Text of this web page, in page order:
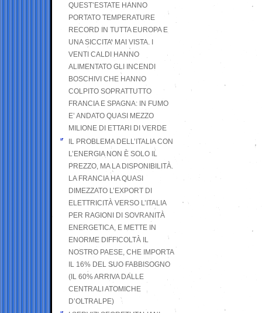
QUEST’ESTATE HANNO
PORTATO TEMPERATURE
RECORD IN TUTTA EUROPA E
UNA SICCITA’ MAI VISTA. I
VENTI CALDI HANNO
ALIMENTATO GLI INCENDI
BOSCHIVI CHE HANNO
COLPITO SOPRATTUTTO
FRANCIA E SPAGNA: IN FUMO
E’ ANDATO QUASI MEZZO
MILIONE DI ETTARI DI VERDE
IL PROBLEMA DELL’ITALIA CON
L’ENERGIA NON È SOLO IL
PREZZO, MA LA DISPONIBILITÀ.
LA FRANCIA HA QUASI
DIMEZZATO L’EXPORT DI
ELETTRICITÀ VERSO L’ITALIA
PER RAGIONI DI SOVRANITÀ
ENERGETICA, E METTE IN
ENORME DIFFICOLTÀ IL
NOSTRO PAESE, CHE IMPORTA
IL 16% DEL SUO FABBISOGNO
(IL 60% ARRIVA DALLE
CENTRALI ATOMICHE
D’OLTRALPE)